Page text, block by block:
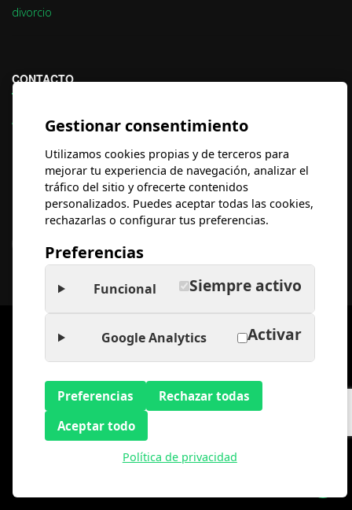
divorcio
CONTACTO
Aviso Legal
Suscríbete alNEWSLETTER
Síguenos en elBlog.
© 2026 Abogados de Familia | Abogados Madrid. Todos los
Diseño web
Gestionar consentimiento
Utilizamos cookies propias y de terceros para
mejorar tu experiencia de navegación, analizar el
tráfico del sitio y ofrecerte contenidos
personalizados. Puedes aceptar todas las cookies,
rechazarlas o configurar tus preferencias.
Preferencias
Funcional Siempre activo
Google Analytics Activar
Preferencias
Rechazar todas
Aceptar todo
Política de privacidad